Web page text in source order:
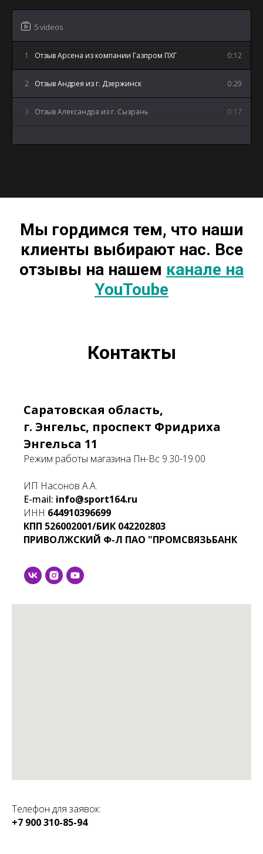
5 videos
1 Отзыв Арсена из компании Газпром ПХГ 0:12
2 Отзыв Андрея из г. Дзержинск 0:29
3 Отзыв Александра из г. Сызрань 0:17
Мы гордимся тем, что наши
клиенты выбирают нас. Все
отзывы на нашем канале на
YouToube
Контакты
Саратовская область,
г. Энгельс, проспект Фридриха
Энгельса 11
Режим работы магазина Пн-Вс 9.30-19.00
ИП Насонов А.А.
E-mail: info@sport164.ru
ИНН 644910396699
КПП 526002001/БИК 042202803
ПРИВОЛЖСКИЙ Ф-Л ПАО "ПРОМСВЯЗЬБАНК
Телефон для заявок:
+7 900 310-85-94